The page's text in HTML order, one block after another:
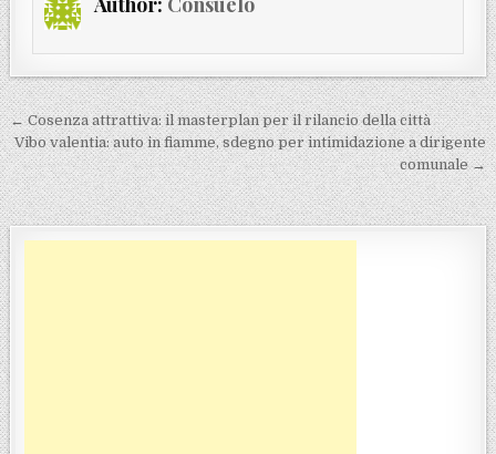
Navigazione articoli
← Cosenza attrattiva: il masterplan per il rilancio della città
Vibo valentia: auto in fiamme, sdegno per intimidazione a dirigente
comunale →